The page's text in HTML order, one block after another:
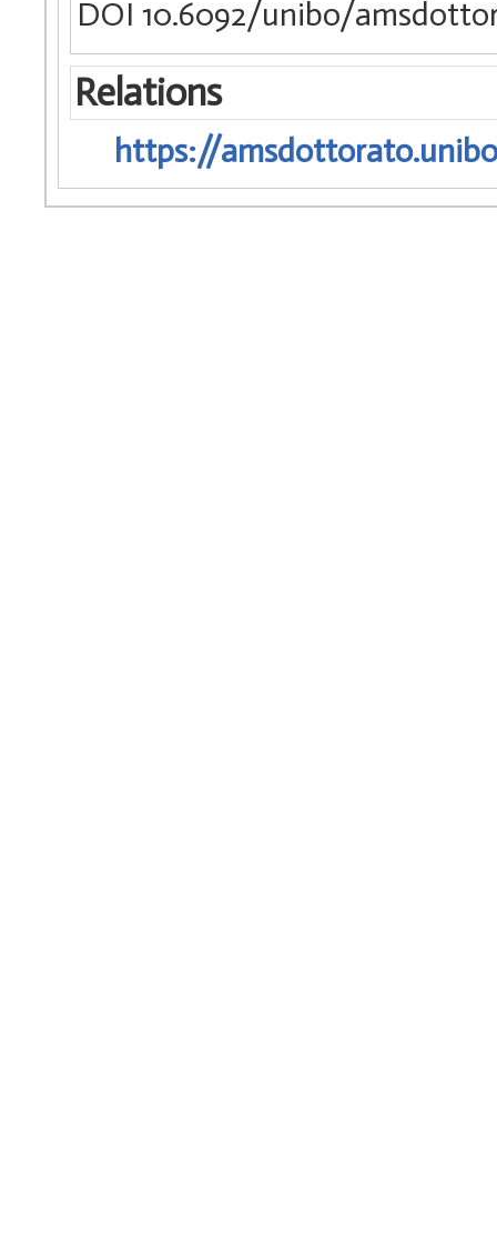
DOI 10.6092/unibo/
Relations
https://